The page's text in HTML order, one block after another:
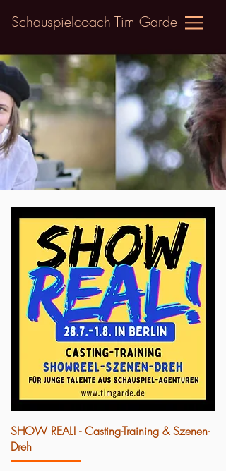
Schauspielcoach Tim Garde
SHOW REAL! - Casting-Training & Szenen-
Dreh